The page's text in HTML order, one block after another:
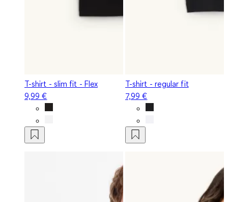
T-shirt - slim fit - Flex
9,99 €
T-shirt - regular fit
7,99 €